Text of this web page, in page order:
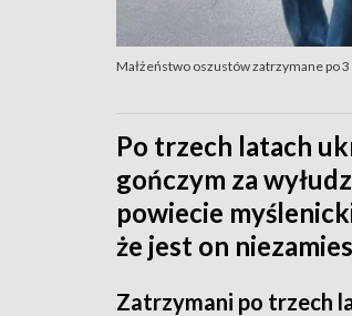
Małżeństwo oszustów zatrzymane po
Po trzech latach
gończym za
powiecie
że jest on
Zatrzymani po trzech